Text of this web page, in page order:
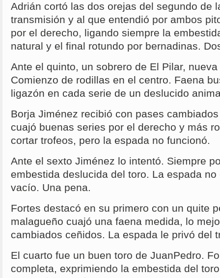
Adrián cortó las dos orejas del segundo de
transmisión y al que entendió por ambos
por el derecho, ligando siempre la
natural y el final rotundo por bernadinas.
Ante el quinto, un sobrero de El Pilar,
Comienzo de rodillas en el centro. Faena
ligazón en cada serie de un deslucido
Borja Jiménez recibió con pases
cuajó buenas series por el derecho y más
cortar trofeos, pero la espada no funcionó.
Ante el sexto Jiménez lo intentó. Siempre
embestida deslucida del toro. La espada
vacío. Una pena.
Fortes destacó en su primero con un quite
malagueño cuajó una faena medida, lo
cambiados ceñidos. La espada le privó del
El cuarto fue un buen toro de JuanPedro.
completa, exprimiendo la embestida del